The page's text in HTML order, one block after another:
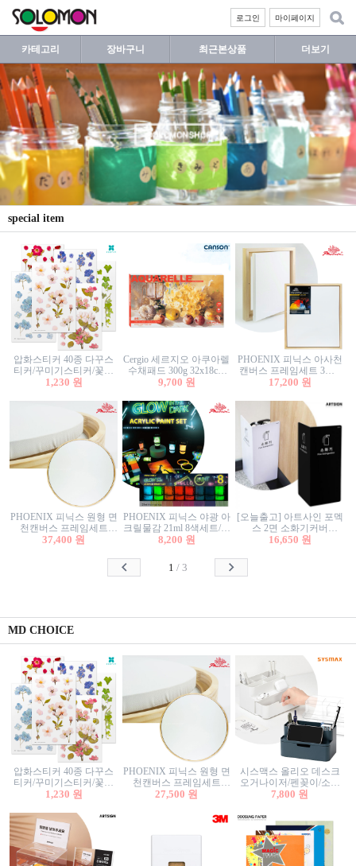
마이페이지
로그인
카테고리 장바구니 최근본상품 더보기
special item
압화스티커 40종 다꾸스
티커/꾸미기스티커/꽃스
티커/압화꽃책갈피/팬시
1,230 원
Cergio 세르지오 아쿠아렐
수채패드 300g 32x18cm
12매 1면제본
9,700 원
PHOENIX 피닉스 아사천
캔버스 프레임세트 3호F
27.3x22cm 캔버스와 올림
17,200 원
PHOENIX 피닉스 원형 면
천캔버스 프레임세트
40cm/원형캔버스/플로팅
37,400 원
PHOENIX 피닉스 야광 아
크릴물감 21ml 8색세트/야
광물감
8,200 원
[오늘출고] 아트사인 포멕
스 2면 소화기커버
1470/1471/소화기커버/소
함/소화기거치대/소화기
16,650 원
1 / 3
MD CHOICE
압화스티커 40종 다꾸스
티커/꾸미기스티커/꽃스
티커/압화꽃책갈피/팬시
1,230 원
PHOENIX 피닉스 원형 면
천캔버스 프레임세트
30cm/원형캔버스/플로팅
27,500 원
시스맥스 올리오 데스크
오거나이저/펜꽂이/소품
꽂이/소품함/정리함/수납
7,800 원